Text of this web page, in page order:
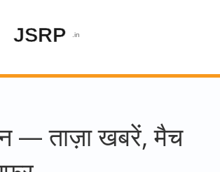
— ताज़ा खबरें, मैच